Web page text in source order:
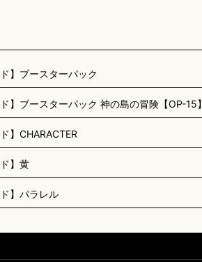
】ブースターパック
】ブースターパック 神の島の冒険【OP-15】
】CHARACTER
】黄
】パラレル